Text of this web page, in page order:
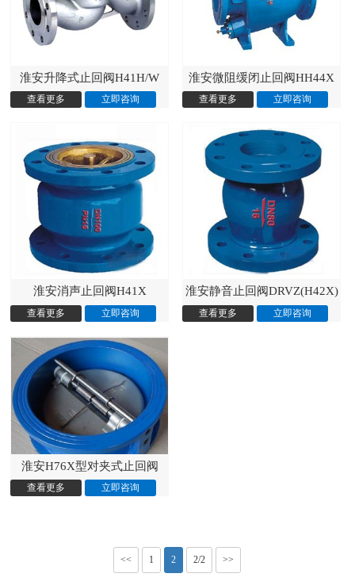
淮安升降式止回阀H41H/W 淮安微阻缓闭止回阀HH44X
淮安消声止回阀H41X 淮安静音止回阀DRVZ(H42X)
淮安H76X型对夹式止回阀
<< 1 2 2/2 >>